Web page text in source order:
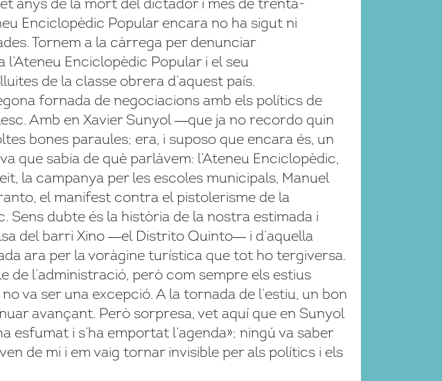
anys de la mort del dictador i més de trenta-
Enciclopèdic Popular encara no ha sigut ni
Tornem a la càrrega per denunciar
Enciclopèdic Popular i el seu
de la classe obrera d’aquest país.
fornada de negociacions amb els polítics de
Amb en Xavier Sunyol ―que ja no recordo quin
bones paraules; era, i suposo que encara és, un
que sabia de què parlàvem: l’Ateneu Enciclopèdic,
la campanya per les escoles municipals, Manuel
el manifest contra el pistolerisme de la
Sens dubte és la història de la nostra estimada i
del barri Xino ―el Distrito Quinto― i d’aquella
ara per la voràgine turística que tot ho tergiversa.
de l’administració, però com sempre els estius
va ser una excepció. A la tornada de l’estiu, un bon
avançant. Però sorpresa, vet aquí que en Sunyol
esfumat i s’ha emportat l’agenda»; ningú va saber
de mi i em vaig tornar invisible per als polítics i els